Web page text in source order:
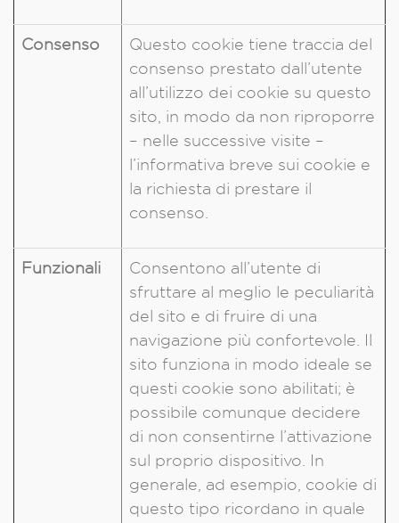
Consenso
Questo cookie tiene traccia del
consenso prestato dall’utente
all’utilizzo dei cookie su questo
sito, in modo da non riproporre
– nelle successive visite –
l’informativa breve sui cookie e
la richiesta di prestare il
consenso.
Funzionali
Consentono all’utente di
sfruttare al meglio le peculiarità
del sito e di fruire di una
navigazione più confortevole. Il
sito funziona in modo ideale se
questi cookie sono abilitati; è
possibile comunque decidere
di non consentirne l’attivazione
sul proprio dispositivo. In
generale, ad esempio, cookie di
questo tipo ricordano in quale